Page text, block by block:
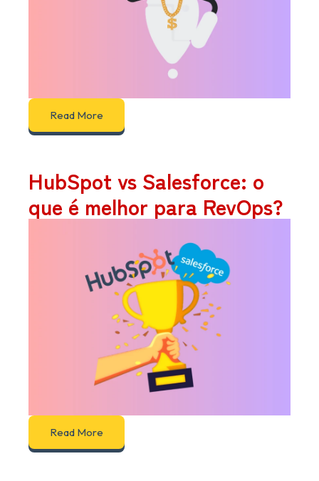
Read More
HubSpot vs Salesforce: o
que é melhor para RevOps?
Read More